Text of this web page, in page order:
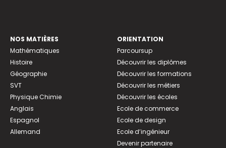
NOS MATIÈRES
Mathématiques
Histoire
Géographie
SVT
Physique Chimie
Anglais
Espagnol
Allemand
ORIENTATION
Parcoursup
Découvrir les diplômes
Découvrir les formations
Découvrir les métiers
Découvrir les écoles
Ecole de commerce
Ecole de design
Ecole d’ingénieur
Devenir partenaire